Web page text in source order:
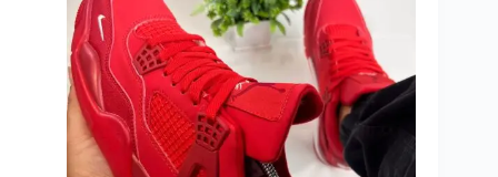
opciones
se
pueden
elegir
en
la
página
de
producto